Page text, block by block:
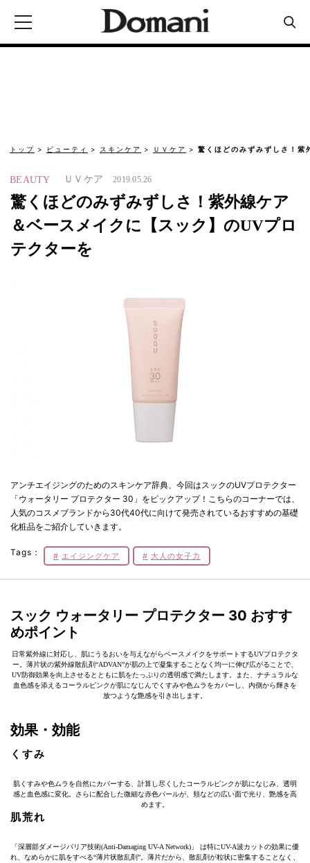
トップ ビューティ スキンケア ＵＶケア 驚くほどのみずみずしさ！
BEAUTY ＵＶケア 2019.05.26
驚くほどのみずみずしさ！紫外線ケア
＆ベースメイクに【スック】のUVプロ
テクターを
アンチエイジングのためのスキンケア辞典、今回はスックのUVプロテクター
「ウォータリー プロテクター 30」をピックアップ！こちらのコーナーでは、
人気のコスメブランドから30代40代に向けて発売されているおすすめの基礎
化粧品をご紹介していきます。
Tags： エイジングケア 大人の女子力
スック ウォータリー プロテクター 30 おすす
めポイント
日常紫外線に対応し、肌にうるおいを与えながらベースメイクをサポートするUVプロテクタ
ー。薄片状の紫外線散乱剤“ADVAN”が肌の上で凝集することなく均一に伸び広がることで、
UV防御効果を向上させるとともに肌をたっぷりの透明感で満たします。また、ナチュラルな
血色感を添えるコーラルピンクが肌になじんでくすみや色ムラをカバーし、内側から輝きを
放つような艶感を引き出します。
効果・効能
くすみ
肌くすみや色ムラを自然にカバーする、計算し尽くしたコーラルピンクが肌になじみ、透明
感と血色感に変化。さらに配合した微細な赤色パールが、頬などの広い面で光り、艶感を高
めます。
肌荒れ
「深層部ダメージバリア技術(Anti-Damaging UV-A Network)」 は特にUV-A波カットの効果に優
れ、なめらかに肌をすべる“薄片状散乱剤”。薄片だから、散乱剤が粒状に密集することなく、